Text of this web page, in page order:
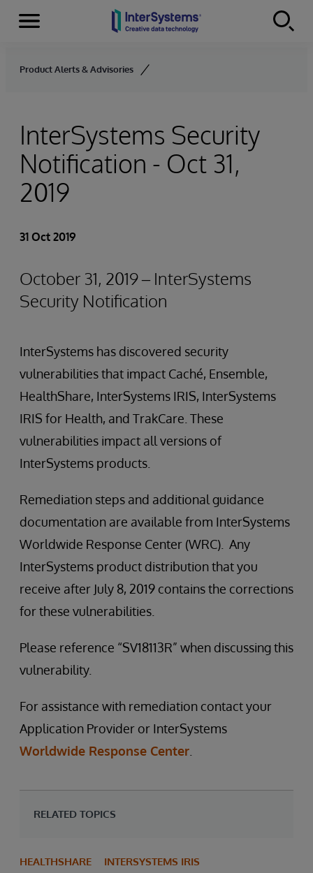
Skip to content
Menu
Product Alerts & Advisories
InterSystems Security
Notification - Oct 31,
2019
31 Oct 2019
October 31, 2019 – InterSystems
Security Notification
InterSystems has discovered security
vulnerabilities that impact Caché, Ensemble,
HealthShare, InterSystems IRIS, InterSystems
IRIS for Health, and TrakCare. These
vulnerabilities impact all versions of
InterSystems products.
Remediation steps and additional guidance
documentation are available from InterSystems
Worldwide Response Center (WRC). Any
InterSystems product distribution that you
receive after July 8, 2019 contains the corrections
for these vulnerabilities.
Please reference “SV18113R” when discussing this
vulnerability.
For assistance with remediation contact your
Application Provider or InterSystems
Worldwide Response Center
RELATED TOPICS
HEALTHSHARE INTERSYSTEMS IRIS